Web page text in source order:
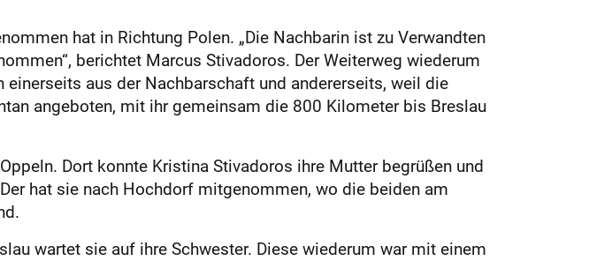
hat in Richtung Polen. „Die Nachbarin ist zu Verwandten
berichtet Marcus Stivadoros. Der Weiterweg wiederum
aus der Nachbarschaft und andererseits, weil die
angeboten, mit ihr gemeinsam die 800 Kilometer bis Breslau
Dort konnte Kristina Stivadoros ihre Mutter begrüßen und
hat sie nach Hochdorf mitgenommen, wo die beiden am
wartet sie auf ihre Schwester. Diese wiederum war mit einem